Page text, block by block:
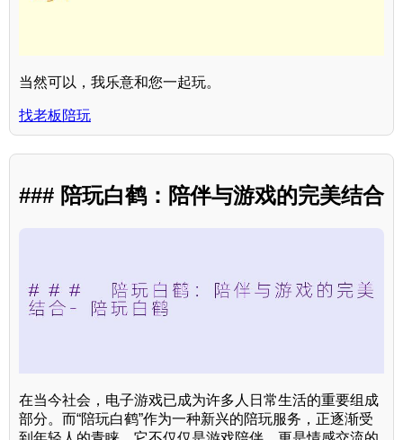
当然可以，我乐意和您一起玩。
找老板陪玩
### 陪玩白鹤：陪伴与游戏的完美结合
在当今社会，电子游戏已成为许多人日常生活的重要组成
部分。而“陪玩白鹤”作为一种新兴的陪玩服务，正逐渐受